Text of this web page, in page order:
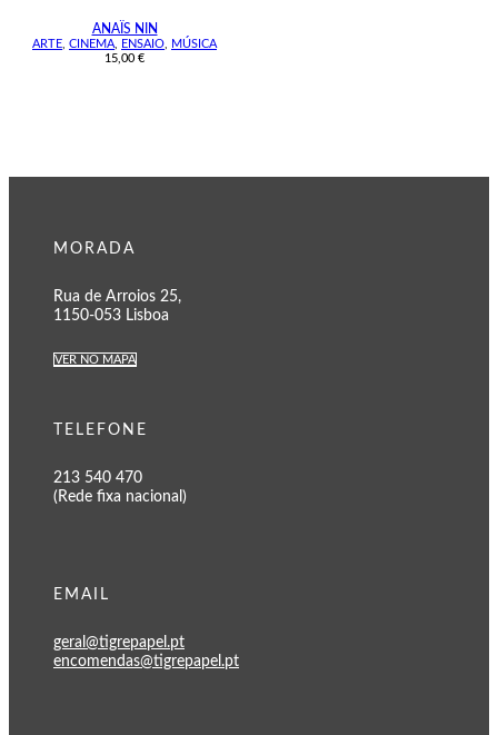
ANAÏS NIN
ARTE CINEMA ENSAIO
MÚSICA
15,00 €
MORADA
Rua de Arroios 25,
1150-053 Lisboa
VER NO MAPA
TELEFONE
213 540 470
(Rede fixa nacional)
EMAIL
geral@tigrepapel.pt
encomendas@tigrepapel.pt